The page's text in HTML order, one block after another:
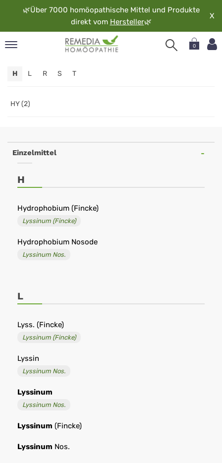
🌿Über 7000 homöopathische Mittel und Produkte
direkt vom Hersteller🌿
X
0
H L R S T
HY (2)
Einzelmittel
H
Hydrophobium (Fincke)
Lyssinum (Fincke)
Hydrophobium Nosode
Lyssinum Nos.
L
Lyss. (Fincke)
Lyssinum (Fincke)
Lyssin
Lyssinum Nos.
Lyssinum
Lyssinum Nos.
Lyssinum (Fincke)
Lyssinum Nos.